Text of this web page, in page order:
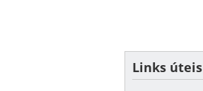
Links úteis